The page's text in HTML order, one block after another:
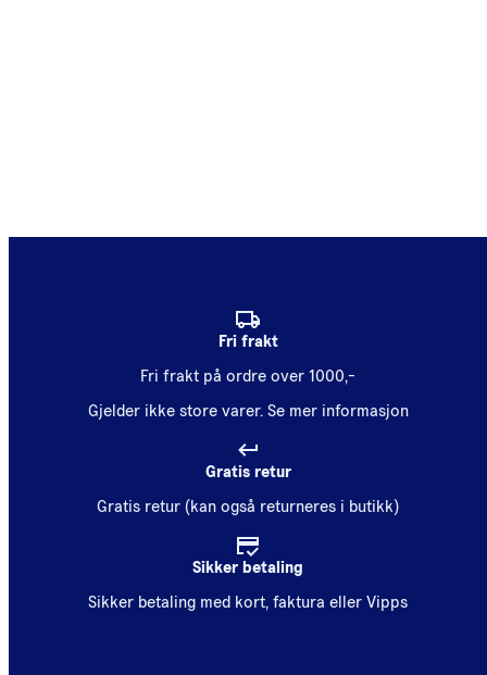
Fri frakt
Fri frakt på ordre over 1000,-
Gjelder ikke store varer. Se mer informasjon
Gratis retur
Gratis retur (kan også returneres i butikk)
Sikker betaling
Sikker betaling med kort, faktura eller Vipps